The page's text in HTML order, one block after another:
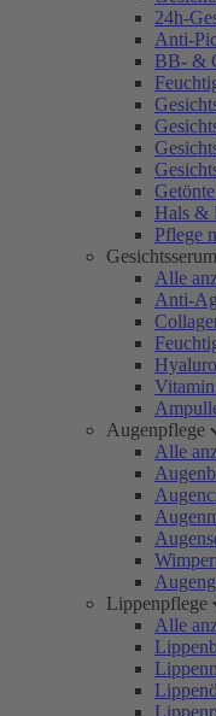
24h-
Anti-
BB- &
Hals &
Pflege
Gesichtsserum
Alle
Anti-
Augenpflege
Alle
Lippenpflege
Alle